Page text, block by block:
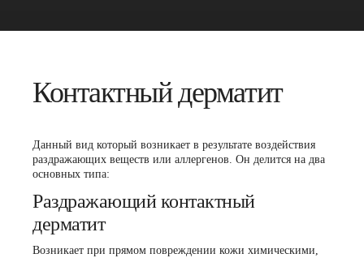
Контактный дерматит
Данный вид который возникает в результате воздействия
раздражающих веществ или аллергенов. Он делится на два
основных типа:
Раздражающий контактный
дерматит
Возникает при прямом повреждении кожи химическими,